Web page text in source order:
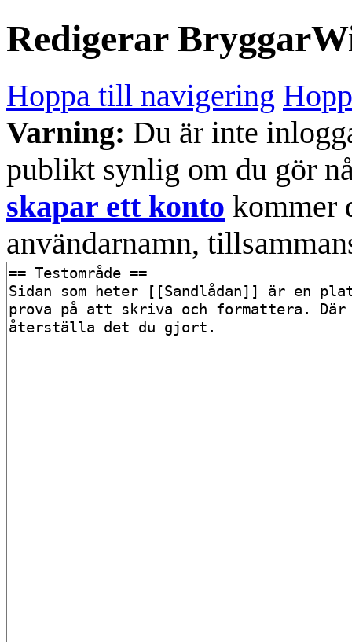
Redigerar
Hoppa till navigering
Varning: Du är inte
publikt synlig om du gör
skapar ett konto kommer
användarnamn,